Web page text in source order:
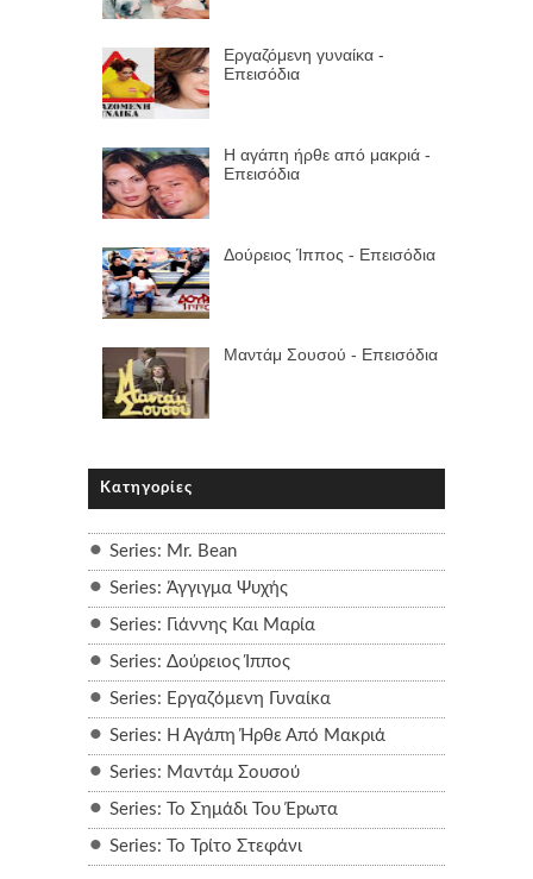
Εργαζόμενη γυναίκα -
Επεισόδια
Η αγάπη ήρθε από μακριά -
Επεισόδια
Δούρειος Ίππος - Επεισόδια
Μαντάμ Σουσού - Επεισόδια
Κατηγορίες
Series: Mr. Bean
Series: Άγγιγμα Ψυχής
Series: Γιάννης Και Μαρία
Series: Δούρειος Ίππος
Series: Εργαζόμενη Γυναίκα
Series: Η Αγάπη Ήρθε Από Μακριά
Series: Μαντάμ Σουσού
Series: Το Σημάδι Του Έpωτα
Series: Το Τρίτο Στεφάνι